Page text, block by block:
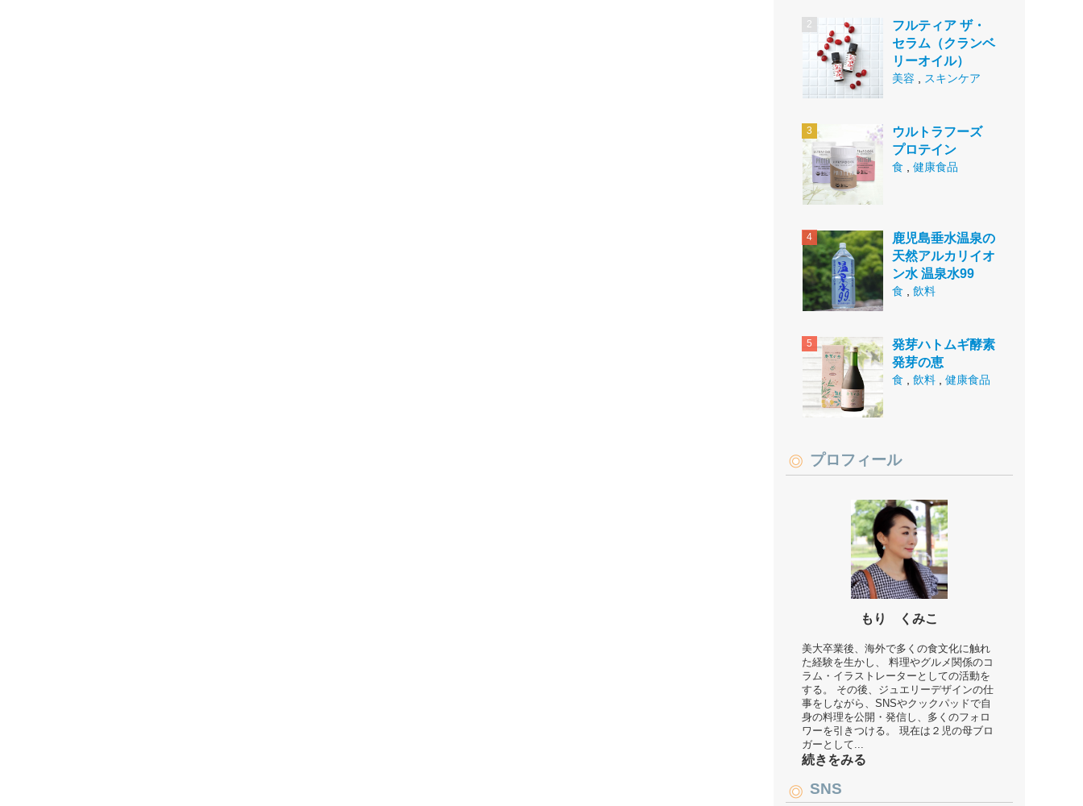
フルティア ザ・
セラム（クランベ
リーオイル）
美容 スキンケア
ウルトラフーズ
プロテイン
食 健康食品
鹿児島垂水温泉の
天然アルカリイオ
ン水 温泉水99
食 飲料
発芽ハトムギ酵素
発芽の恵
食 飲料 健康食品
プロフィール
もり くみこ
美大卒業後、海外で多くの食文化に触れ
た経験を生かし、 料理やグルメ関係のコ
ラム・イラストレーターとしての活動を
する。 その後、ジュエリーデザインの仕
事をしながら、SNSやクックパッドで自
身の料理を公開・発信し、多くのフォロ
ワーを引きつける。 現在は２児の母ブロ
ガーとして...
続きをみる
SNS